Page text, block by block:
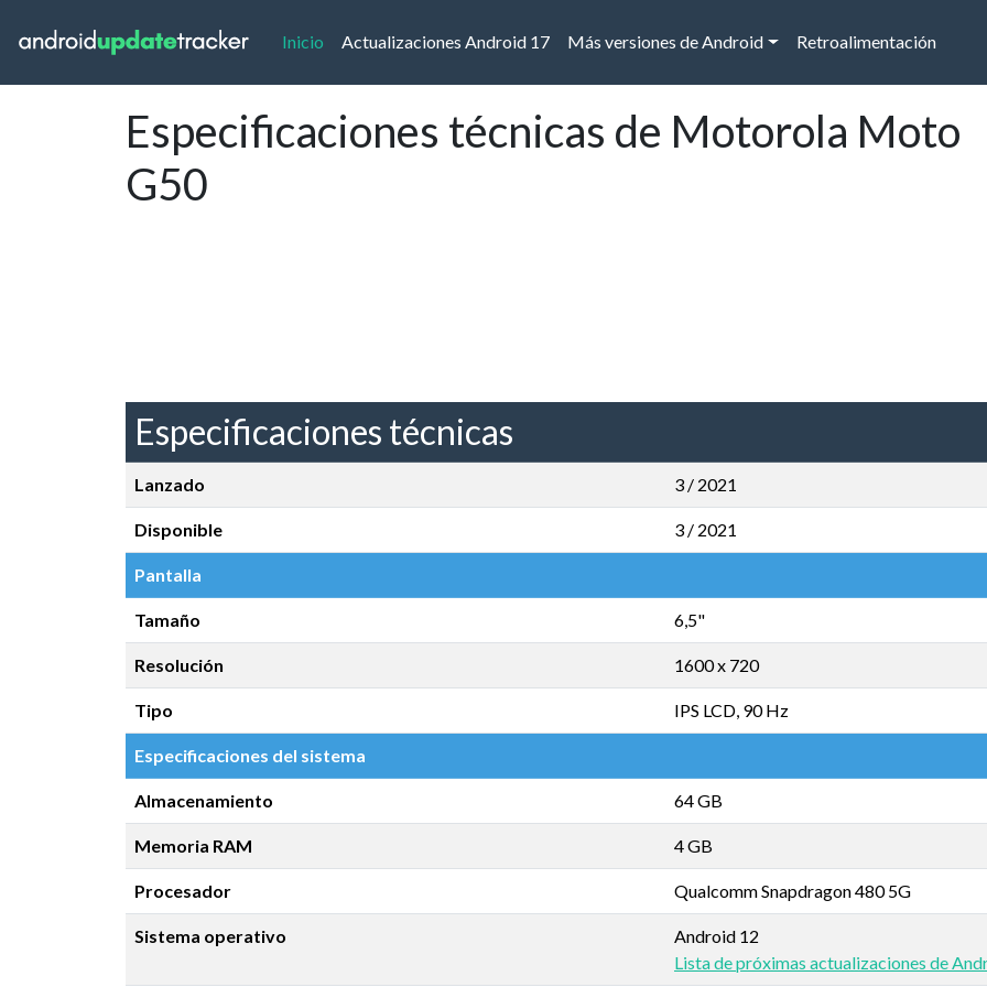
Inicio (current)
Actualizaciones Android 17 Más versiones de Android Retroalimentación
Especificaciones técnicas de Motorola Moto
G50
Especificaciones técnicas
Lanzado 3 / 2021
Disponible 3 / 2021
Pantalla
Tamaño 6,5"
Resolución 1600 x 720
Tipo IPS LCD, 90 Hz
Especificaciones del sistema
Almacenamiento 64 GB
Memoria RAM 4 GB
Procesador Qualcomm Snapdragon 480 5G
Sistema operativo
Android 12
Lista de próximas actualizaciones de